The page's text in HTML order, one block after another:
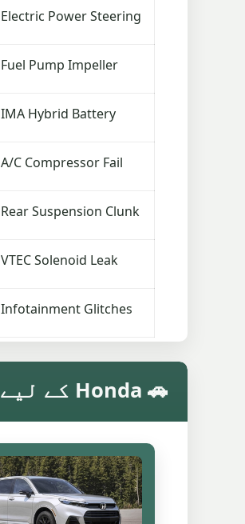
Electric Power Steering
Fuel Pump Impeller
IMA Hybrid Battery
A/C Compressor Fail
Rear Suspension Clunk
VTEC Solenoid Leak
Infotainment Glitches
🚗 Honda کے لیے Swinton میں ماڈل کے مطابق سکریپ ویلیو